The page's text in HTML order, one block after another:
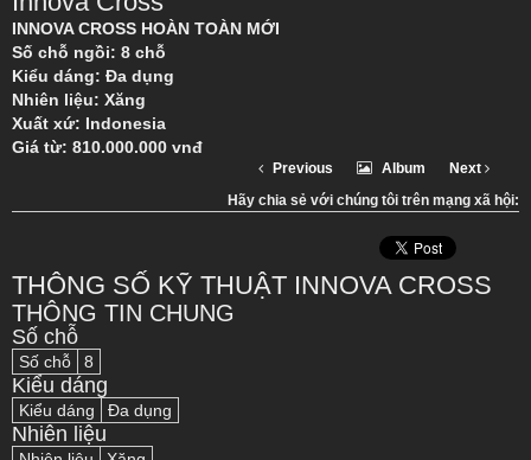
INNOVA CROSS HOÀN TOÀN MỚI
Số chỗ ngồi: 8 chỗ
Kiểu dáng: Đa dụng
Nhiên liệu: Xăng
Xuất xứ: Indonesia
Giá từ: 810.000.000 vnđ
Previous Album
Next
Hãy chia sẻ với chúng tôi trên mạng xã hội:
THÔNG SỐ KỸ THUẬT INNOVA CROSS
THÔNG TIN CHUNG
Số chỗ
Số chỗ 8
Kiểu dáng
Kiểu dáng Đa dụng
Nhiên liệu